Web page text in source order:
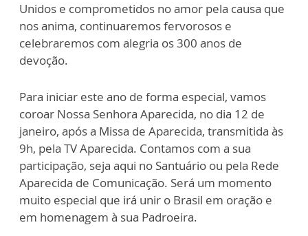
Unidos e comprometidos no amor pela causa que
nos anima, continuaremos fervorosos e
celebraremos com alegria os 300 anos de
devoção.
Para iniciar este ano de forma especial, vamos
coroar Nossa Senhora Aparecida, no dia 12 de
janeiro, após a Missa de Aparecida, transmitida às
9h, pela TV Aparecida. Contamos com a sua
participação, seja aqui no Santuário ou pela Rede
Aparecida de Comunicação. Será um momento
muito especial que irá unir o Brasil em oração e
em homenagem à sua Padroeira.